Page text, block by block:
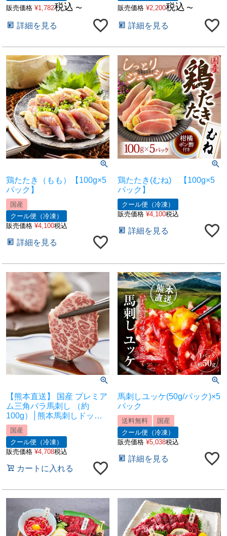
販売価格 ¥1,782税込 〜
詳細を見る
販売価格 ¥2,200税込 〜
詳細を見る
鶏たたき（もも）【100g×5
パック】
国産
クール便（冷凍）
販売価格 ¥4,100税込
詳細を見る
鶏たたき(むね) 【100g×5
パック】
クール便（冷凍）
販売価格 ¥4,100税込
詳細を見る
【熊本直送】 国産 プレミア
ム三角バラ馬刺し （約
100g）│熊本馬刺しドット
コム│馬刺し通販 馬刺し専
門店 馬刺しお取り寄せ 利他
フーズ
国産
クール便（冷凍）
販売価格 ¥4,708税込
カートに入れる
馬刺しユッケ(50g/パック)×5
パック
送料無料
国産
クール便（冷凍）
販売価格 ¥5,038税込
詳細を見る